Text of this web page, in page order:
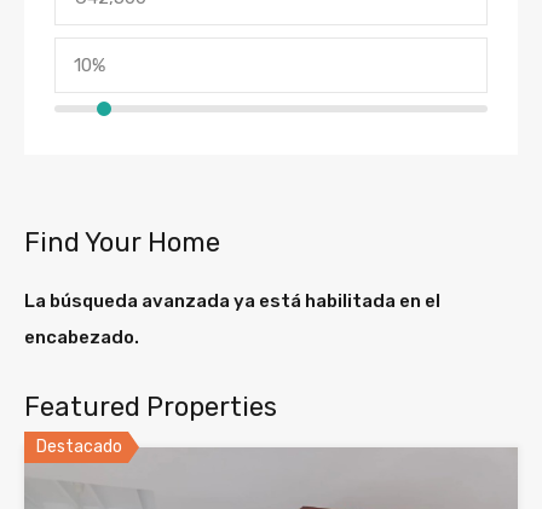
Find Your Home
La búsqueda avanzada ya está habilitada en el
encabezado.
Featured Properties
Destacado